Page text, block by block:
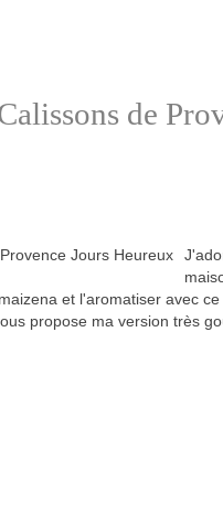
de
et l'aromatiser avec
propose ma version très